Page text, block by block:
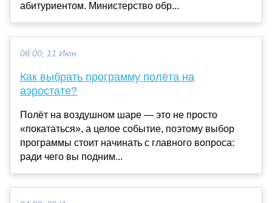
абитуриентом. Министерство обр...
08:00, 11 Июн
Как выбрать программу полёта на
аэростате?
Полёт на воздушном шаре — это не просто
«покататься», а целое событие, поэтому выбор
программы стоит начинать с главного вопроса:
ради чего вы подним...